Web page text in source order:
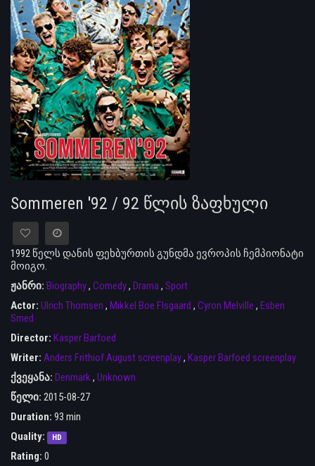
Sommeren '92 / 92 წლის ზაფხული
1992 წელს დანის ფეხბურთის გუნდმა ევროპის ჩემპიონატი
მოიგო.
ჟანრი: Biography, Comedy, Drama, Sport
Actor: Ulrich Thomsen , Mikkel Boe Flsgaard , Cyron Melville , Esben
Smed
Director: Kasper Barfoed
Writer: Anders Frithiof August screenplay, Kasper Barfoed screenplay
ქვეყანა: Denmark , Unknown
წელი: 2015-08-27
Duration: 93 min
Quality:
HD
Rating: 0